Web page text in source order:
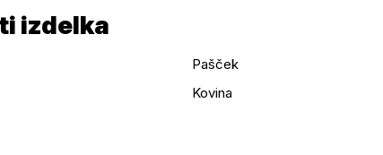
izdelka
Pašček
Kovina